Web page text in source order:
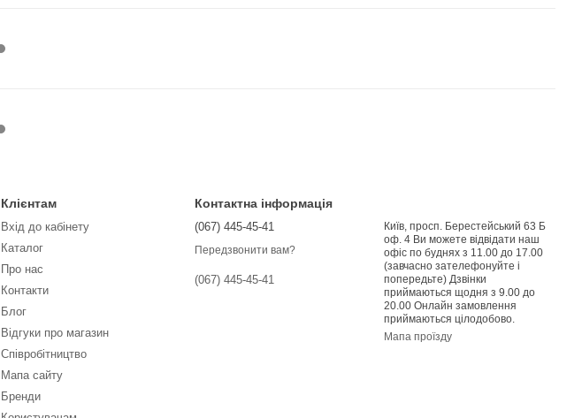
Клієнтам
Вхід до кабінету
Каталог
Про нас
Контакти
Блог
Відгуки про магазин
Співробітництво
Мапа сайту
Бренди
Контактна інформація
(067) 445-45-41
Передзвонити вам?
(067) 445-45-41
Київ, просп. Берестейський 63 Б
оф. 4 Ви можете відвідати наш
офіс по буднях з 11.00 до 17.00
(завчасно зателефонуйте і
попередьте) Дзвінки
приймаються щодня з 9.00 до
20.00 Онлайн замовлення
приймаються цілодобово.
Мапа проїзду